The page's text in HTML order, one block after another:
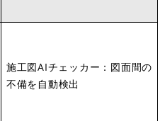
施工図AIチェッカー：図面間の
不備を自動検出